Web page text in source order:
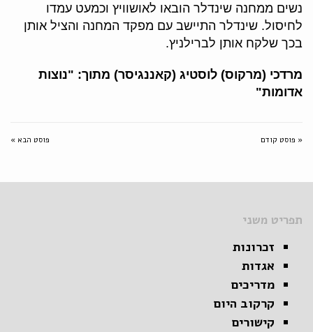
נשים ממחנה שינדלר הובאו לאושוויץ וכמעט עמדו
לחיסול. שינדלר התיישב עם מפקד המחנה והציל אותן
בכך שלקח אותן לברילניץ.
מרדכי (מרקוס) לוסטיג (קאננגיסר) מתוך: "נוצות
אדומות"
« פוסט קודם פוסט הבא »
תפריט משני
זכרונות
אגדות
מדריכים
קרקוב היום
קישורים